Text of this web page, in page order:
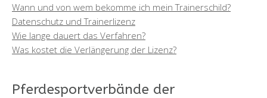
Wann und von wem bekomme ich mein Trainerschild?
Datenschutz und Trainerlizenz
Wie lange dauert das Verfahren?
Was kostet die Verlängerung der Lizenz?
Pferdesportverbände der